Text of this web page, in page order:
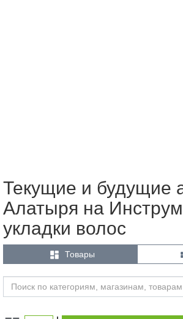
Текущие и будущие
Алатыря на
укладки волос
 Товары